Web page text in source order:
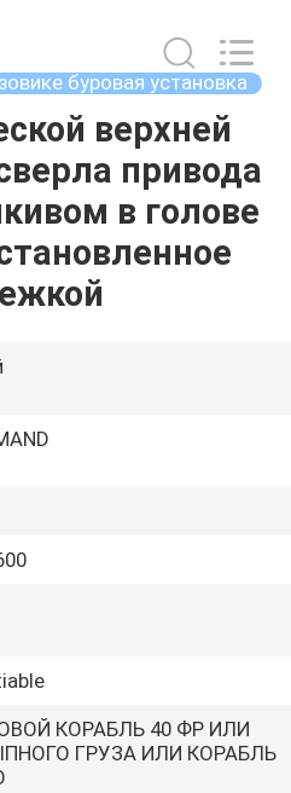
буровая установка
верхней
привода
в голове
КОРАБЛЬ 40 ФР ИЛИ
ГРУЗА ИЛИ КОРАБЛЬ